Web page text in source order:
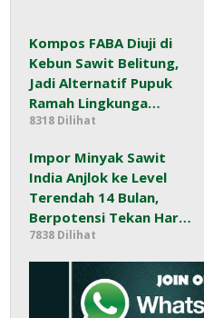
Kompos FABA Diuji di
Kebun Sawit Belitung,
Jadi Alternatif Pupuk
Ramah Lingkunga…
8318 Dilihat
Impor Minyak Sawit
India Anjlok ke Level
Terendah 14 Bulan,
Berpotensi Tekan Har…
7838 Dilihat